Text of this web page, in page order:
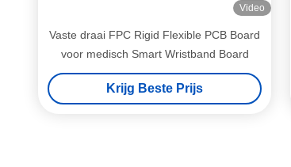
Video
Vaste draai FPC Rigid Flexible PCB Board
voor medisch Smart Wristband Board
Krijg Beste Prijs